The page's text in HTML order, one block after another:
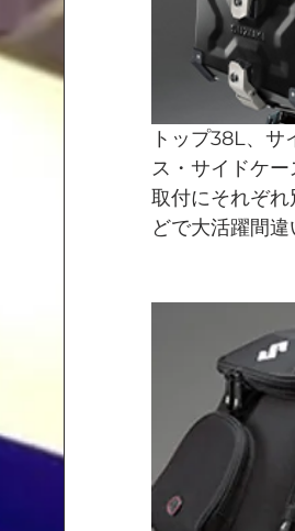
トップ38L、
ス・サイドケ
取付にそれぞ
どで大活躍間